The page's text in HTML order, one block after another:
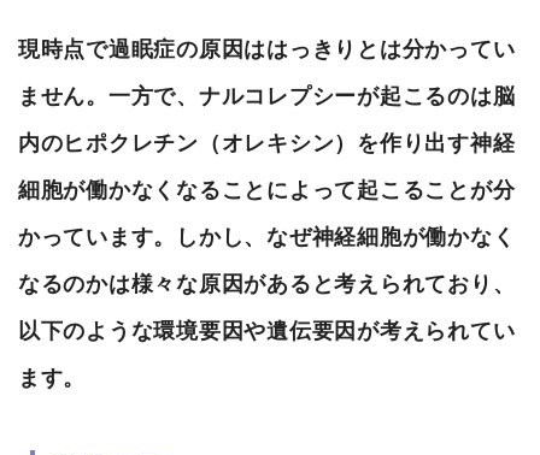
現時点で過眠症の原因ははっきりとは分かってい
ません。一方で、ナルコレプシーが起こるのは脳
内のヒポクレチン（オレキシン）を作り出す神経
細胞が働かなくなることによって起こることが分
かっています。しかし、なぜ神経細胞が働かなく
なるのかは様々な原因があると考えられており、
以下のような環境要因や遺伝要因が考えられてい
ます。